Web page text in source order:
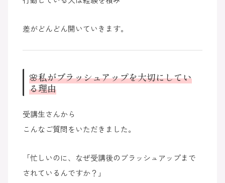
差がどんどん開いていきます。
🌸私がブラッシュアップを大切にしてい
る理由
受講生さんから
こんなご質問をいただきました。
「忙しいのに、なぜ受講後のブラッシュアップまで
されているんですか？」